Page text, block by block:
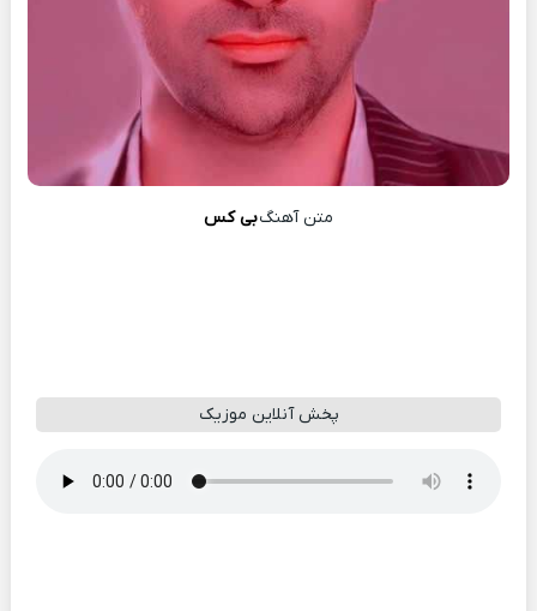
متن آهنگبی کس
پخش آنلاین موزیک